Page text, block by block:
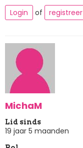
Login
of registreer
MichaM
Lid sinds
19 jaar 5 maanden